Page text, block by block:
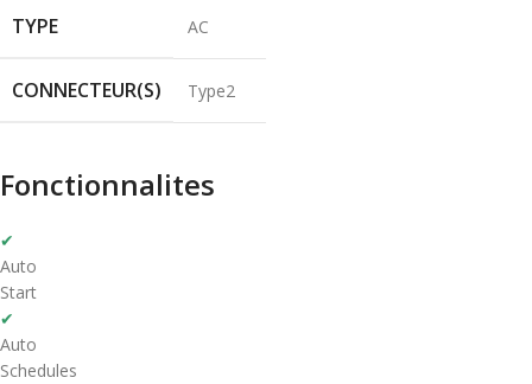
TYPE AC
CONNECTEUR(S) Type2
Fonctionnalites
✔
Auto
Start
✔
Auto
Schedules